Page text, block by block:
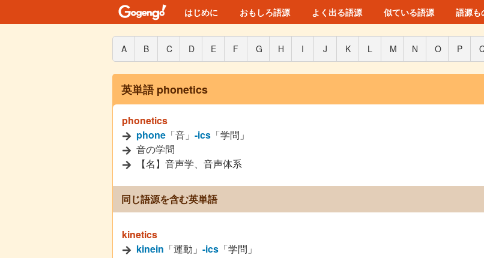
はじめに おもしろ語源 よく出る語源 似ている語源 語源も
A B C D E F G H I J K L M N O P
英単語 phonetics
phonetics
phone 「音」 -ics 「学問」
音の学問
【名】音声学、音声体系
同じ語源を含む英単語
kinetics
kinein 「運動」 -ics 「学問」